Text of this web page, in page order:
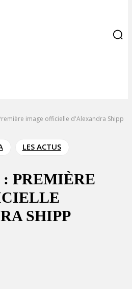
image officielle d'Alexandra Shipp
LES ACTUS
PREMIÈRE
SHIPP